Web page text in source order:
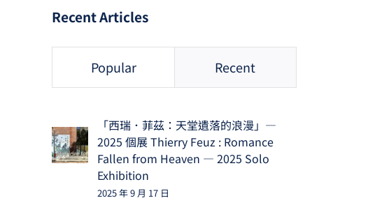
Recent Articles
Popular Recent
「西瑞．菲茲：天堂遺落的浪漫」—
2025 個展 Thierry Feuz : Romance
Fallen from Heaven — 2025 Solo
Exhibition
2025 年 9 月 17 日